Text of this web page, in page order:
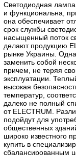
Светодиодная
и функциональна,
она обеспечивает
срок службы
насыщенный поток
делают продукцию
рынке Украины.
заменить собой
причем, не теряя
эксплуатации.
высокая
температур,
далеко не полный
от ELECTRUM.
подойдут для
общественных
широко известного
купить в
сбалансированным